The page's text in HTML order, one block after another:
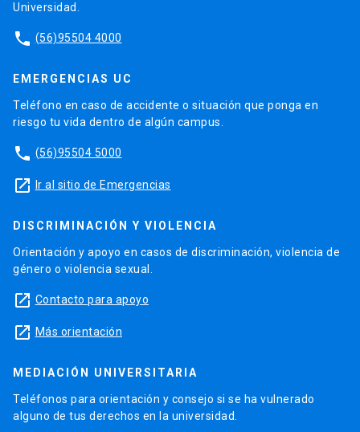
Universidad.
phone (56)95504 4000
EMERGENCIAS UC
Teléfono en caso de accidente o situación que ponga en
riesgo tu vida dentro de algún campus.
phone (56)95504 5000
launch Ir al sitio de Emergencias
DISCRIMINACIÓN Y VIOLENCIA
Orientación y apoyo en casos de discriminación, violencia de
género o violencia sexual.
launch Contacto para apoyo
launch Más orientación
MEDIACIÓN UNIVERSITARIA
Teléfonos para orientación y consejo si se ha vulnerado
alguno de tus derechos en la universidad.